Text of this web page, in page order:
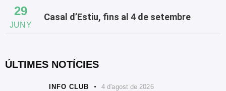
29
JUNY
Casal d’Estiu, fins al 4 de setembre
ÚLTIMES NOTÍCIES
INFO CLUB 4 d'agost de 2026